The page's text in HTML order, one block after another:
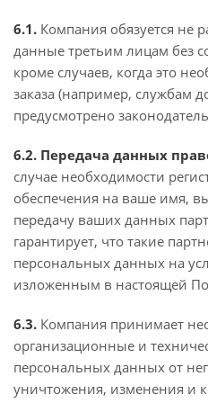
6.1. Компания обязуется не
данные третьим лицам без
кроме случаев, когда это
заказа (например, службам
предусмотрено
6.2. Передача данных
случае необходимости
обеспечения на ваше имя,
передачу ваших данных
гарантирует, что такие
персональных данных на
изложенным в настоящей
6.3. Компания принимает
организационные и
персональных данных от
уничтожения, изменения и